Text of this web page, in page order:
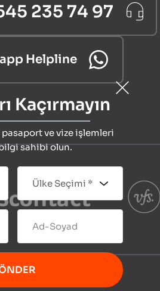
235 74 97
Helpline
Kaçırmayın
ve vize işlemleri
sahibi olun.